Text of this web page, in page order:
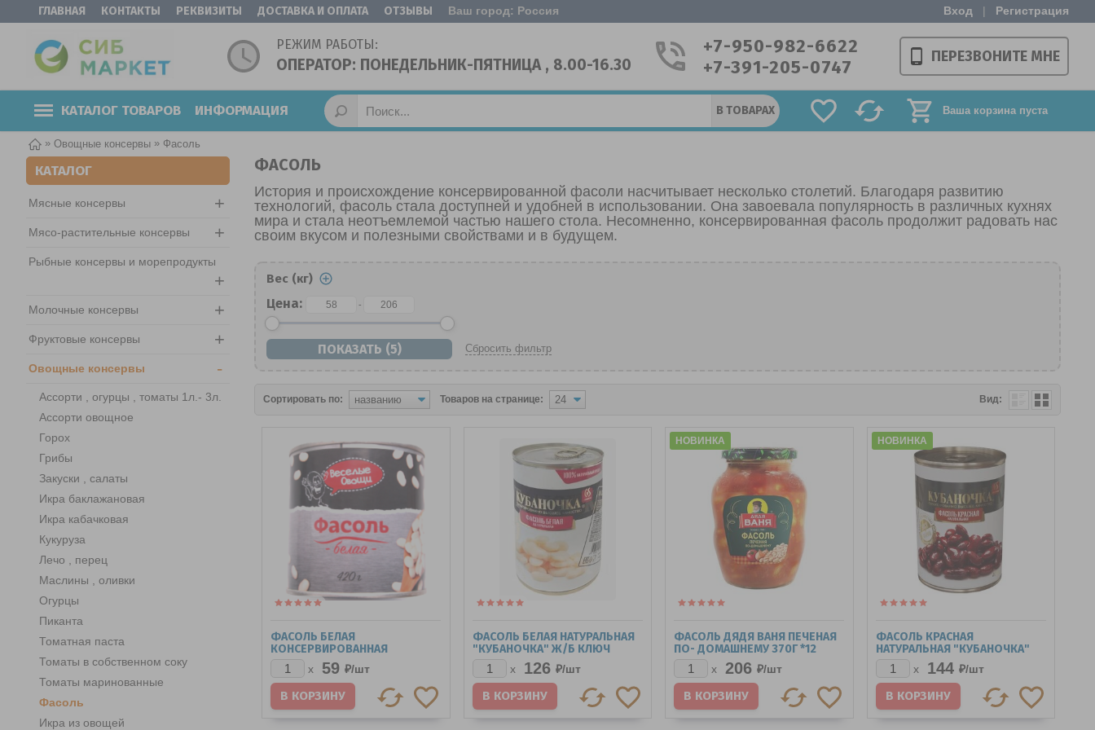
ГЛАВНАЯ КОНТАКТЫ РЕКВИЗИТЫ ДОСТАВКА И ОПЛАТА ОТЗЫВЫ Ваш город: Россия Вход | Регистрация
РЕЖИМ РАБОТЫ:
ОПЕРАТОР: ПОНЕДЕЛЬНИК-ПЯТНИЦА , 8.00-16.30
+7-950-982-6622
+7-391-205-0747
ПЕРЕЗВОНИТЕ МНЕ
КАТАЛОГ ТОВАРОВ ИНФОРМАЦИЯ Ваша корзина пуста
В ТОВАРАХ
» Овощные консервы » Фасоль
КАТАЛОГ
Мясные консервы +
Мясо-растительные консервы +
Рыбные консервы и морепродукты
+
Молочные консервы +
Фруктовые консервы +
Овощные консервы -
Ассорти , огурцы , томаты 1л.- 3л.
Ассорти овощное
Горох
Грибы
Закуски , салаты
Икра баклажановая
Икра кабачковая
Кукуруза
Лечо , перец
Маслины , оливки
Огурцы
Пиканта
Томатная паста
Томаты в собственном соку
Томаты маринованные
Фасоль
Икра из овощей
ФАСОЛЬ
История и происхождение консервированной фасоли насчитывает несколько столетий. Благодаря развитию
технологий, фасоль стала доступней и удобней в использовании. Она завоевала популярность в различных кухнях
мира и стала неотъемлемой частью нашего стола. Несомненно, консервированная фасоль продолжит радовать нас
своим вкусом и полезными свойствами и в будущем.
Вес (кг)
Цена: -
Сбросить фильтр
Сортировать по: Товаров на странице: Вид:
ФАСОЛЬ БЕЛАЯ
КОНСЕРВИРОВАННАЯ
"ВЕСЕЛЫЕ ОВОЩИ" 420 Г.*12
x 59 ₽/шт
ФАСОЛЬ БЕЛАЯ НАТУРАЛЬНАЯ
"КУБАНОЧКА" Ж/Б КЛЮЧ
400Г.*12
x 126 ₽/шт
НОВИНКА
ФАСОЛЬ ДЯДЯ ВАНЯ ПЕЧЕНАЯ
ПО- ДОМАШНЕМУ 370Г *12
x 206 ₽/шт
НОВИНКА
ФАСОЛЬ КРАСНАЯ
НАТУРАЛЬНАЯ "КУБАНОЧКА"
Ж/Б КЛЮЧ 400Г.*12
x 144 ₽/шт